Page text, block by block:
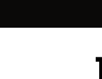
to